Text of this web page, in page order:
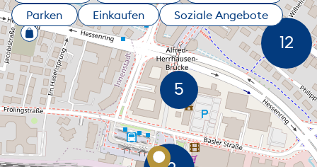
Parken
Einkaufen Soziale Angebote